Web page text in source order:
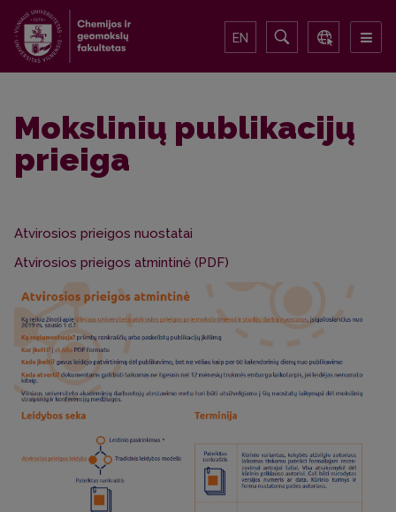
EN
Mokslinių publikacijų
prieiga
Atvirosios prieigos nuostatai
Atvirosios prieigos atmintinė (PDF)